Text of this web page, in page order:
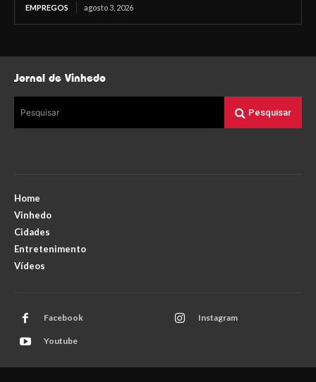
EMPREGOS agosto 3, 2026
Jornal de Vinhedo
Pesquisar Pesquisar
Home
Vinhedo
Cidades
Entretenimento
Vídeos
Facebook Instagram
Youtube